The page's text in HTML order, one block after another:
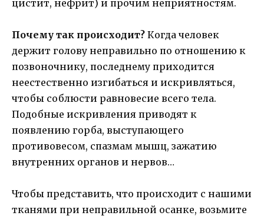
цистит, нефрит) и прочим неприятностям.
Почему так происходит? Когда человек
держит голову неправильно по отношению к
позвоночнику, последнему приходится
неестественно изгибаться и искривляться,
чтобы соблюсти равновесие всего тела.
Подобные искривления приводят к
появлению горба, выступающего
противовесом, спазмам мышц, зажатию
внутренних органов и нервов…
Чтобы представить, что происходит с нашими
тканями при неправильной осанке, возьмите